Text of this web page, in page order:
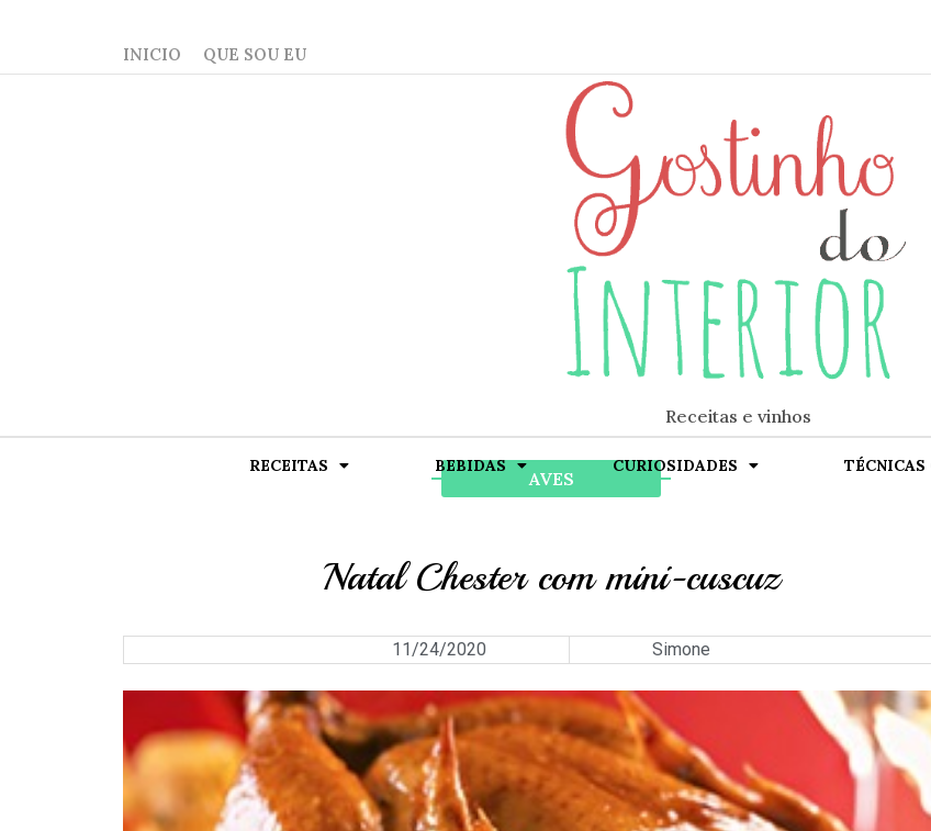
INICIO QUE SOU EU
Receitas e vinhos
RECEITAS BEBIDAS CURIOSIDADES
AVES
ok
Natal Chester com mini-cuscuz
11/24/2020 Simone